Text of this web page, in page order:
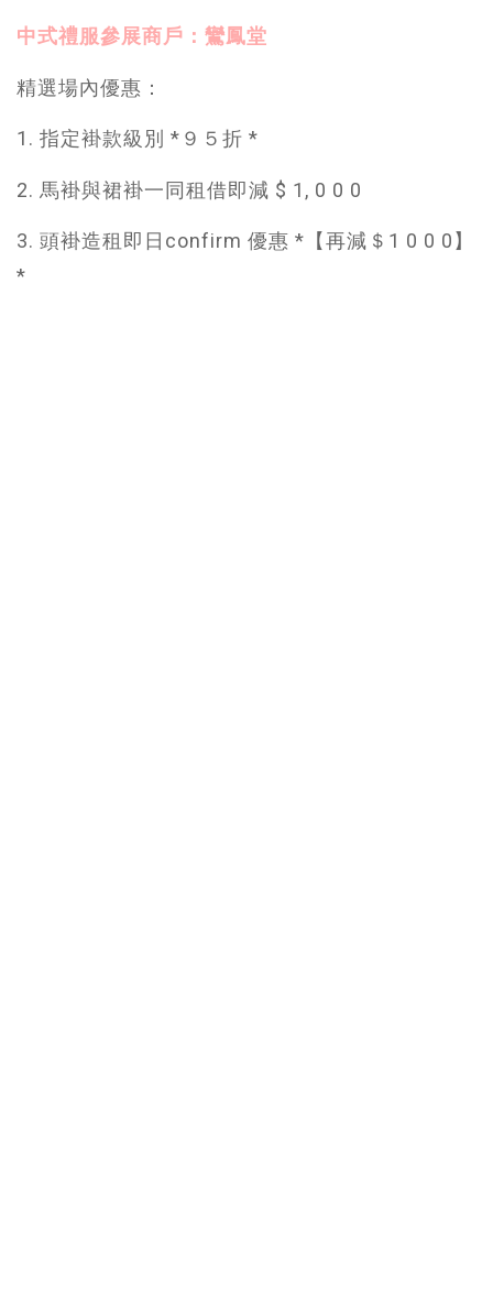
中式禮服參展商戶：鸞鳳堂
精選場內優惠：
1. 指定褂款級別 *９５折 *
2. 馬褂與裙褂一同租借即減 $ 1, 0 0 0
3. 頭褂造租即日confirm 優惠 *【再減＄1 0 0 0】
*